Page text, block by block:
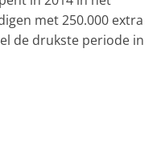
met 250.000 extra
de drukste periode in